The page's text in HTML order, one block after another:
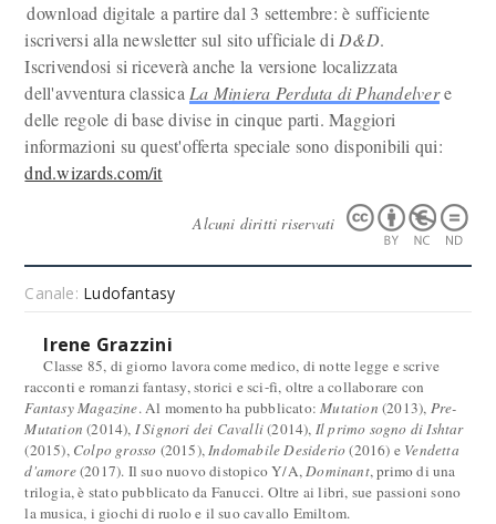
download digitale a partire dal 3 settembre: è sufficiente
iscriversi alla newsletter sul sito ufficiale di D&D.
Iscrivendosi si riceverà anche la versione localizzata
dell'avventura classica La Miniera Perduta di Phandelvere
delle regole di base divise in cinque parti. Maggiori
informazioni su quest'offerta speciale sono disponibili qui:
dnd.wizards.com/it
Alcuni diritti riservati
Canale: Ludofantasy
Irene Grazzini
Classe 85, di giorno lavora come medico, di notte legge e scrive
racconti e romanzi fantasy, storici e sci-fi, oltre a collaborare con
Fantasy Magazine. Al momento ha pubblicato:Mutation (2013), Pre-
Mutation (2014), I Signori dei Cavalli(2014), Il primo sogno di Ishtar
(2015), Colpo grosso (2015),Indomabile Desiderio (2016) e Vendetta
d'amore(2017). Il suo nuovo distopico Y/A,Dominant, primo di una
trilogia, è stato pubblicato da Fanucci. Oltre ai libri, sue passioni sono
la musica, i giochi di ruolo e il suo cavallo Emiltom.